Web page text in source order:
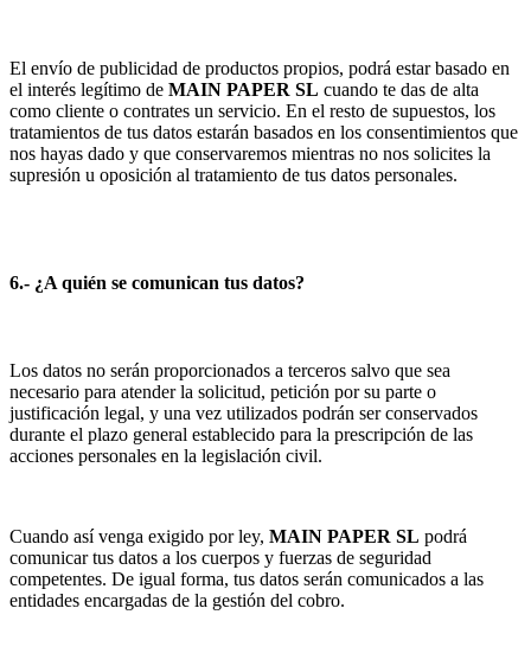
El envío de publicidad de productos propios, podrá estar basado en
el interés legítimo de MAIN PAPER SL cuando te das de alta
como cliente o contrates un servicio. En el resto de supuestos, los
tratamientos de tus datos estarán basados en los consentimientos que
nos hayas dado y que conservaremos mientras no nos solicites la
supresión u oposición al tratamiento de tus datos personales.
6.- ¿A quién se comunican tus datos?
Los datos no serán proporcionados a terceros salvo que sea
necesario para atender la solicitud, petición por su parte o
justificación legal, y una vez utilizados podrán ser conservados
durante el plazo general establecido para la prescripción de las
acciones personales en la legislación civil.
Cuando así venga exigido por ley, MAIN PAPER SL podrá
comunicar tus datos a los cuerpos y fuerzas de seguridad
competentes. De igual forma, tus datos serán comunicados a las
entidades encargadas de la gestión del cobro.